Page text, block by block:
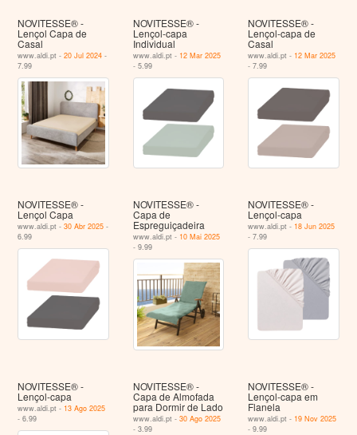
NOVITESSE® -
Lençol Capa de
Casal
www.aldi.pt -20 Jul 2024 -
7.99
NOVITESSE® -
Lençol-capa
Individual
www.aldi.pt - 12 Mar 2025
- 5.99
NOVITESSE® -
Lençol-capa de
Casal
www.aldi.pt - 12 Mar 2025
- 7.99
NOVITESSE® -
Lençol Capa
www.aldi.pt -30 Abr 2025 -
6.99
NOVITESSE® -
Capa de
Espreguiçadeira
www.aldi.pt - 10 Mai 2025
- 9.99
NOVITESSE® -
Lençol-capa
www.aldi.pt - 18 Jun 2025
- 7.99
NOVITESSE® -
Lençol-capa
www.aldi.pt - 13 Ago 2025
- 6.99
NOVITESSE® -
Capa de Almofada
para Dormir de Lado
www.aldi.pt - 30 Ago 2025
- 3.99
NOVITESSE® -
Lençol-capa em
Flanela
www.aldi.pt - 19 Nov 2025
- 9.99